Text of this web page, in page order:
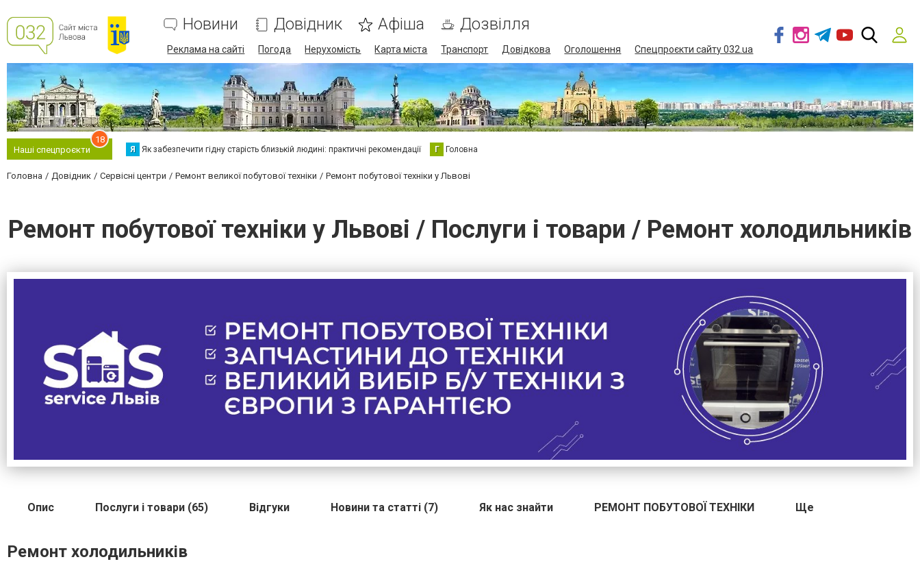
Новини Довідник Афіша Дозвілля
Реклама на сайті Погода Нерухомість Карта міста Транспорт Довідкова Оголошення Спецпроєкти сайту 032.ua
Наші спецпроєкти
18
Я Як забезпечити гідну старість близькій людині: практичні рекомендації Г Головна
Головна Довідник Сервісні центри Ремонт великої побутової техніки Ремонт побутової техніки у Львові
Ремонт побутової техніки у Львові / Послуги і товари / Ремонт холодильників
Опис Послуги і товари (65) Відгуки Новини та статті (7) Як нас знайти РЕМОНТ ПОБУТОВОЇ ТЕХНІКИ Ще
Ремонт холодильників